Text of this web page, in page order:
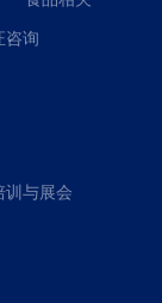
咨询
训与展会